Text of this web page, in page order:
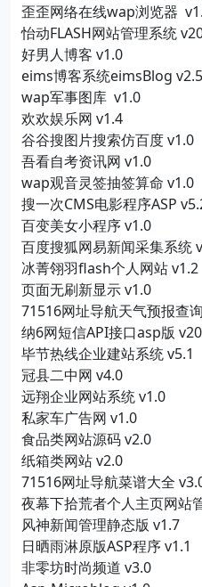
歪歪网络在线wap浏览器
怡动FLASH网站管理系统
好男人博客 v1.0
eims博客系统eimsBlog v2.5
wap军事图库 v1.0
欢欢娱乐网 v1.4
谷谷搜图片搜索仿百度 v1.0
吾看自考资讯网 v1.0
wap观音灵签抽签算命 v1.0
搜一次CMS电影程序ASP
百变美女小程序 v1.0
百度搜狐网易新闻采集系统
冰菁翎羽flash个人网站 v1.2
页面无刷新显示 v1.0
71516网址导航天气预报查
纳6网短信API接口asp版
毕节热线企业建站系统 v5.1
冠县二中网 v4.0
远翔企业网站系统 v1.0
私家车广告网 v1.0
食品类网站源码 v2.0
纸箱类网站 v2.0
71516网址导航菜谱大全
夜幕下拾荒者个人主页网站
风神新闻管理静态版 v1.7
日晒雨淋原版ASP程序 v1.1
非零坊时尚频道 v3.0